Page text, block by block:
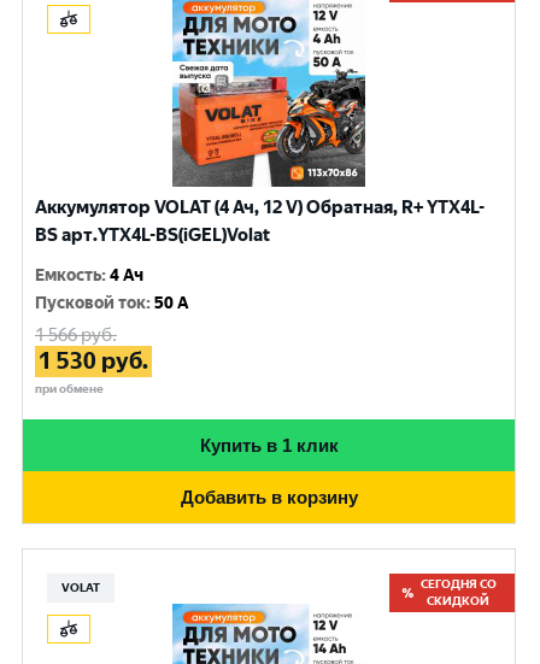
Аккумулятор VOLAT (4 Ач, 12 V) Обратная, R+ YTX4L-
BS арт.YTX4L-BS(iGEL)Volat
Емкость:4 Ач
Пусковой ток:50 A
1 566руб.
1 530 руб.
при обмене
Купить в 1 клик
Добавить в корзину
VOLAT
СЕГОДНЯ СО
СКИДКОЙ